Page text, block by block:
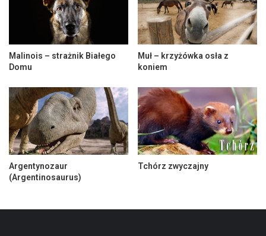
Malinois – strażnik Białego
Domu
Muł – krzyżówka osła z
koniem
Argentynozaur
(Argentinosaurus)
Tchórz zwyczajny